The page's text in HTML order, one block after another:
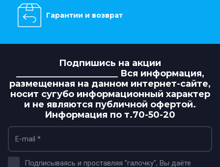
Гарантии и возврат
Подпишись на акции
_______________________ Вся информация,
размещенная на данном интернет-сайте,
носит сугубо информационный характер
и не являются публичной офертой.
Информация по т.70-50-20
Подписываясь и проставляя "галочку", Вы даёте